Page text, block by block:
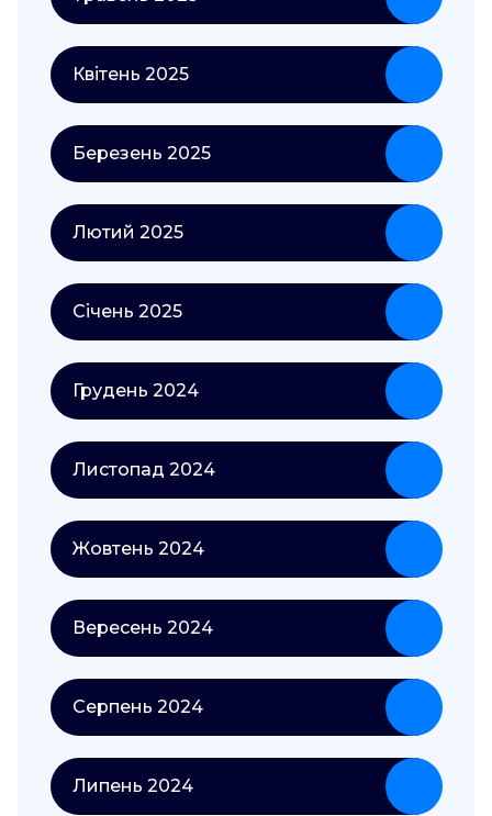
Квітень 2025
Березень 2025
Лютий 2025
Січень 2025
Грудень 2024
Листопад 2024
Жовтень 2024
Вересень 2024
Серпень 2024
Липень 2024